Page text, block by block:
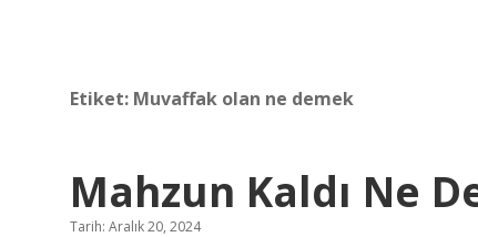
Etiket: Muvaffak olan ne demek
Mahzun Kaldı Ne
Tarih: Aralık 20, 2024